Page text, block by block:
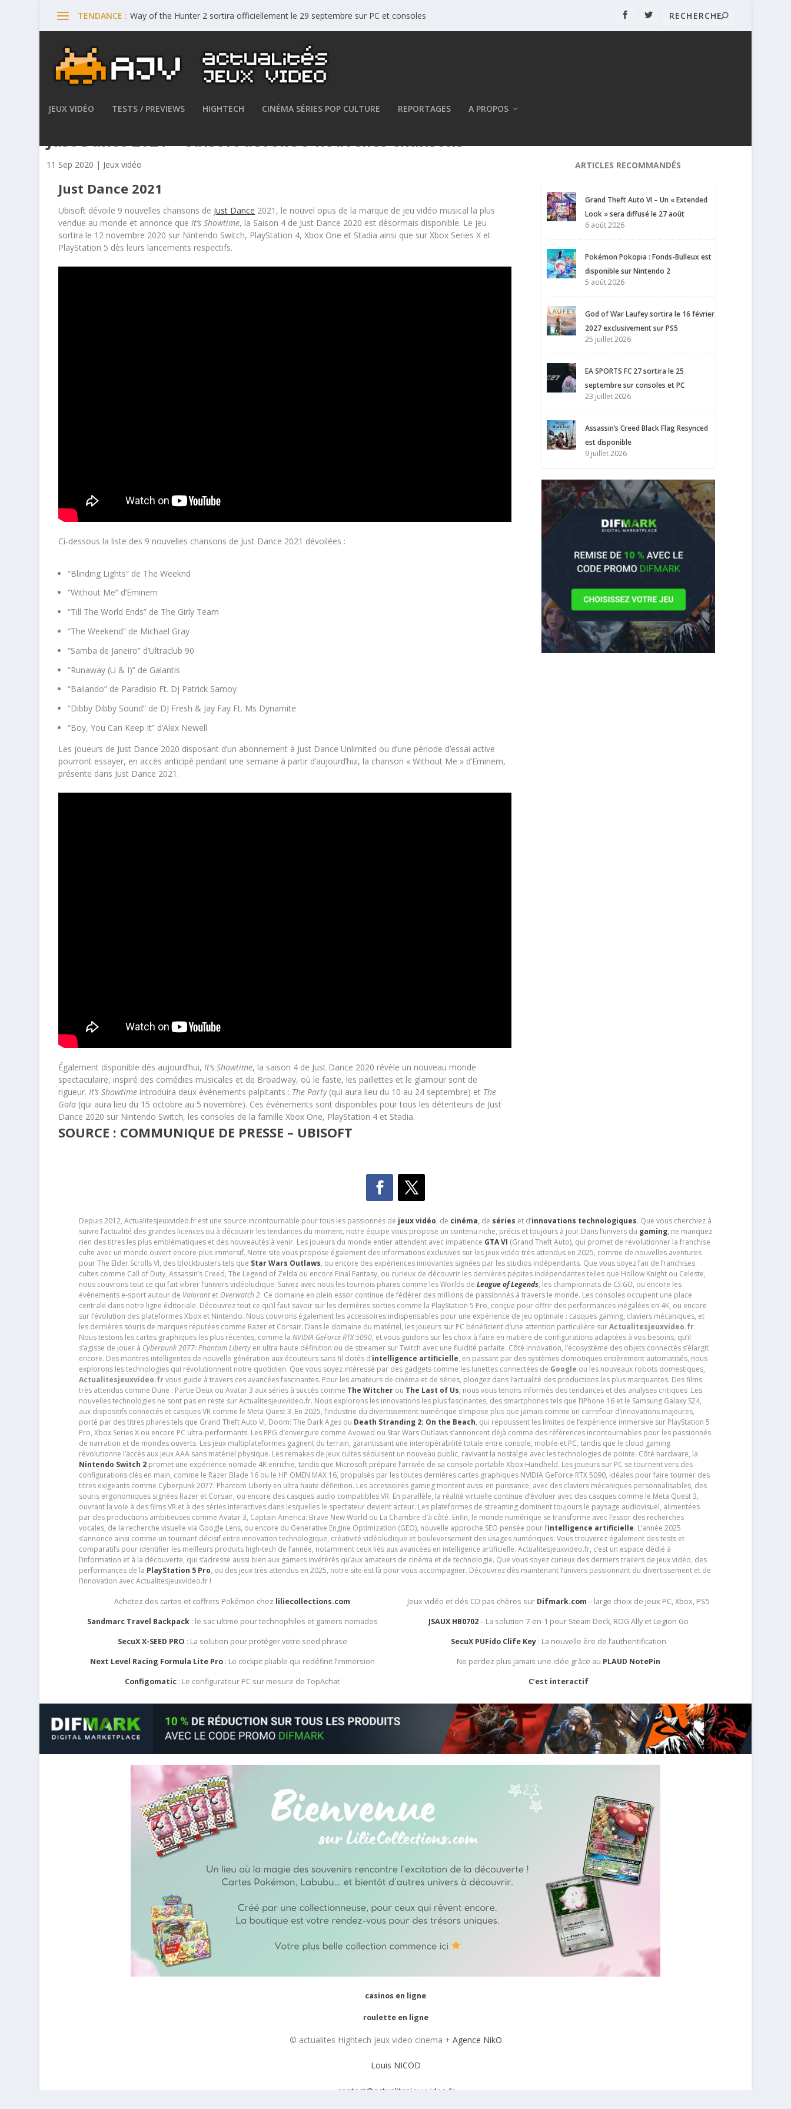
TENDANCE : Way of the Hunter 2 sortira officiellement le 29 septembre sur PC et consoles
JEUX VIDÉO TESTS / PREVIEWS HIGHTECH CINÉMA SÉRIES POP CULTURE REPORTAGES A PROPOS
Just Dance 2021 – Ubisoft dévoile 9 nouvelles chansons
11 Sep 2020 | Jeux vidéo
Just Dance 2021
Ubisoft dévoile 9 nouvelles chansons de Just Dance 2021, le nouvel opus de la marque de jeu vidéo musical la plus
vendue au monde et annonce queIt’s Showtime, la Saison 4 de Just Dance 2020 est désormais disponible. Le jeu
sortira le 12 novembre 2020 sur Nintendo Switch, PlayStation 4, Xbox One et Stadia ainsi que sur Xbox Series X et
PlayStation 5 dès leurs lancements respectifs.
Ci-dessous la liste des 9 nouvelles chansons de Just Dance 2021 dévoilées :
“Blinding Lights” de The Weeknd
“Without Me” d’Eminem
“Till The World Ends” de The Girly Team
“The Weekend” de Michael Gray
“Samba de Janeiro” d’Ultraclub 90
“Runaway (U & I)” de Galantis
“Bailando” de Paradisio Ft. Dj Patrick Samoy
“Dibby Dibby Sound” de DJ Fresh & Jay Fay Ft. Ms Dynamite
“Boy, You Can Keep It” d’Alex Newell
Les joueurs de Just Dance 2020 disposant d’un abonnement à Just Dance Unlimited ou d’une période d’essai active
pourront essayer, en accès anticipé pendant une semaine à partir d’aujourd’hui, la chanson « Without Me » d’Eminem,
présente dans Just Dance 2021.
Également disponible dès aujourd’hui,It’s Showtime, la saison 4 de Just Dance 2020 révèle un nouveau monde
spectaculaire, inspiré des comédies musicales et de Broadway, où le faste, les paillettes et le glamour sont de
rigueur.It’s Showtime introduira deux événements palpitants : The Party (qui aura lieu du 10 au 24 septembre) et The
Gala (qui aura lieu du 15 octobre au 5 novembre). Ces événements sont disponibles pour tous les détenteurs de Just
Dance 2020 sur Nintendo Switch, les consoles de la famille Xbox One, PlayStation 4 et Stadia.
SOURCE : COMMUNIQUE DE PRESSE – UBISOFT
ARTICLES RECOMMANDÉS
Grand Theft Auto VI – Un « Extended
Look » sera diffusé le 27 août
6 août 2026
Pokémon Pokopia : Fonds-Bulleux est
disponible sur Nintendo 2
5 août 2026
God of War Laufey sortira le 16 février
2027 exclusivement sur PS5
25 juillet 2026
EA SPORTS FC 27 sortira le 25
septembre sur consoles et PC
23 juillet 2026
Assassin’s Creed Black Flag Resynced
est disponible
9 juillet 2026
Depuis 2012, Actualitesjeuxvideo.fr est une source incontournable pour tous les passionnés de jeux vidéo, de cinéma,de séries et d’innovations technologiques. Que vous cherchiez à
suivre l’actualité des grandes licences ou à découvrir les tendances du moment, notre équipe vous propose un contenu riche, précis et toujours à jour.Dans l’univers du gaming, ne manquez
rien des titres les plus emblématiques et des nouveautés à venir. Les joueurs du monde entier attendent avec impatience GTA VI (Grand Theft Auto), qui promet de révolutionner la franchise
culte avec un monde ouvert encore plus immersif. Notre site vous propose également des informations exclusives sur les jeux vidéo très attendus en 2025, comme de nouvelles aventures
pour The Elder Scrolls VI, des blockbusters tels que Star Wars Outlaws, ou encore des expériences innovantes signées par les studios indépendants. Que vous soyez fan de franchises
cultes comme Call of Duty, Assassin’s Creed, The Legend of Zelda ou encore Final Fantasy, ou curieux de découvrir les dernières pépites indépendantes telles que Hollow Knight ou Celeste,
nous couvrons tout ce qui fait vibrer l’univers vidéoludique. Suivez avec nous les tournois phares comme les Worlds de League of Legends, les championnats de CS:GO, ou encore les
événements e-sport autour de Valorantet Overwatch 2. Ce domaine en plein essor continue de fédérer des millions de passionnés à travers le monde. Les consoles occupent une place
centrale dans notre ligne éditoriale. Découvrez tout ce qu’il faut savoir sur les dernières sorties comme la PlayStation 5 Pro, conçue pour offrir des performances inégalées en 4K, ou encore
sur l’évolution des plateformes Xbox et Nintendo. Nous couvrons également les accessoires indispensables pour une expérience de jeu optimale : casques gaming, claviers mécaniques, et
les dernières souris de marques réputées comme Razer et Corsair. Dans le domaine du matériel, les joueurs sur PC bénéficient d’une attention particulière surActualitesjeuxvideo.fr.
Nous testons les cartes graphiques les plus récentes, comme la NVIDIA GeForce RTX 5090, et vous guidons sur les choix à faire en matière de configurations adaptées à vos besoins, qu’il
s’agisse de jouer à Cyberpunk 2077: Phantom Libertyen ultra haute définition ou de streamer sur Twitch avec une fluidité parfaite. Côté innovation, l’écosystème des objets connectés s’élargit
encore. Des montres intelligentes de nouvelle génération aux écouteurs sans fil dotés d’intelligence artificielle, en passant par des systèmes domotiques entièrement automatisés, nous
explorons les technologies qui révolutionnent notre quotidien. Que vous soyez intéressé par des gadgets comme les lunettes connectées de Google ou les nouveaux robots domestiques,
Actualitesjeuxvideo.frvous guide à travers ces avancées fascinantes. Pour les amateurs de cinéma et de séries, plongez dans l’actualité des productions les plus marquantes. Des films
très attendus comme Dune : Partie Deux ou Avatar 3 aux séries à succès comme The Witcherou The Last of Us, nous vous tenons informés des tendances et des analyses critiques .Les
nouvelles technologies ne sont pas en reste sur Actualitesjeuxvideo.fr. Nous explorons les innovations les plus fascinantes, des smartphones tels que l’iPhone 16 et le Samsung Galaxy S24,
aux dispositifs connectés et casques VR comme le Meta Quest 3. En 2025, l’industrie du divertissement numérique s’impose plus que jamais comme un carrefour d’innovations majeures,
porté par des titres phares tels que Grand Theft Auto VI, Doom: The Dark Ages ou Death Stranding 2: On the Beach, qui repoussent les limites de l’expérience immersive sur PlayStation 5
Pro, Xbox Series X ou encore PC ultra-performants. Les RPG d’envergure comme Avowed ou Star Wars Outlaws s’annoncent déjà comme des références incontournables pour les passionnés
de narration et de mondes ouverts. Les jeux multiplateformes gagnent du terrain, garantissant une interopérabilité totale entre console, mobile et PC, tandis que le cloud gaming
révolutionne l’accès aux jeux AAA sans matériel physique. Les remakes de jeux cultes séduisent un nouveau public, ravivant la nostalgie avec les technologies de pointe. Côté hardware, la
Nintendo Switch 2promet une expérience nomade 4K enrichie, tandis que Microsoft prépare l’arrivée de sa console portable Xbox Handheld. Les joueurs sur PC se tournent vers des
configurations clés en main, comme le Razer Blade 16 ou le HP OMEN MAX 16, propulsés par les toutes dernières cartes graphiques NVIDIA GeForce RTX 5090, idéales pour faire tourner des
titres exigeants comme Cyberpunk 2077: Phantom Liberty en ultra haute définition. Les accessoires gaming montent aussi en puissance, avec des claviers mécaniques personnalisables, des
souris ergonomiques signées Razer et Corsair, ou encore des casques audio compatibles VR. En parallèle, la réalité virtuelle continue d’évoluer avec des casques comme le Meta Quest 3,
ouvrant la voie à des films VR et à des séries interactives dans lesquelles le spectateur devient acteur. Les plateformes de streaming dominent toujours le paysage audiovisuel, alimentées
par des productions ambitieuses comme Avatar 3, Captain America: Brave New World ou La Chambre d’à côté. Enfin, le monde numérique se transforme avec l’essor des recherches
vocales, de la recherche visuelle via Google Lens, ou encore du Generative Engine Optimization (GEO), nouvelle approche SEO pensée pour l’intelligence artificielle. L’année 2025
s’annonce ainsi comme un tournant décisif entre innovation technologique, créativité vidéoludique et bouleversement des usages numériques. Vous trouverez également des tests et
comparatifs pour identifier les meilleurs produits high-tech de l’année, notamment ceux liés aux avancées en intelligence artificielle. Actualitesjeuxvideo.fr, c’est un espace dédié à
l’information et à la découverte, qui s’adresse aussi bien aux gamers invétérés qu’aux amateurs de cinéma et de technologie. Que vous soyez curieux des derniers trailers de jeux vidéo, des
performances de la PlayStation 5 Pro, ou des jeux très attendus en 2025, notre site est là pour vous accompagner. Découvrez dès maintenant l’univers passionnant du divertissement et de
l’innovation avec Actualitesjeuxvideo.fr !
Achetez des cartes et coffrets Pokémon chez liliecollections.com
Sandmarc Travel Backpack: le sac ultime pour technophiles et gamers nomades
SecuX X-SEED PRO : La solution pour protéger votre seed phrase
Next Level Racing Formula Lite Pro: Le cockpit pliable qui redéfinit l’immersion
Configomatic : Le configurateur PC sur mesure de TopAchat
Jeux vidéo et clés CD pas chères sur Difmark.com – large choix de jeux PC, Xbox, PS5
JSAUX HB0702– La solution 7-en-1 pour Steam Deck, ROG Ally et Legion Go
SecuX PUFido Clife Key : La nouvelle ère de l’authentification
Ne perdez plus jamais une idée grâce au PLAUD NotePin
C’est interactif
casinos en ligne
roulette en ligne
© actualites Hightech jeux video cinema + Agence NikO
Louis NICOD
contact@actualitesjeuxvideo.fr